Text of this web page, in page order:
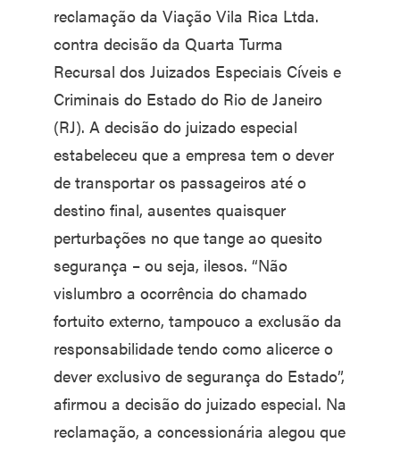
reclamação da Viação Vila Rica Ltda.
contra decisão da Quarta Turma
Recursal dos Juizados Especiais Cíveis e
Criminais do Estado do Rio de Janeiro
(RJ). A decisão do juizado especial
estabeleceu que a empresa tem o dever
de transportar os passageiros até o
destino final, ausentes quaisquer
perturbações no que tange ao quesito
segurança – ou seja, ilesos. “Não
vislumbro a ocorrência do chamado
fortuito externo, tampouco a exclusão da
responsabilidade tendo como alicerce o
dever exclusivo de segurança do Estado”,
afirmou a decisão do juizado especial. Na
reclamação, a concessionária alegou que